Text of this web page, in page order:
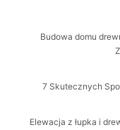
Budowa domu
7 Skutecznych
Elewacja z łupka i